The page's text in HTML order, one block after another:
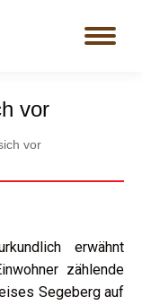
vor
vor
erwähnt
zählende
Segeberg auf